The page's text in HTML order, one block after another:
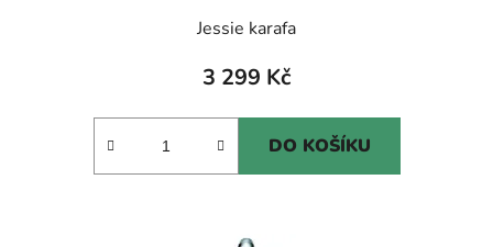
Jessie karafa
3 299 Kč
DO KOŠÍKU